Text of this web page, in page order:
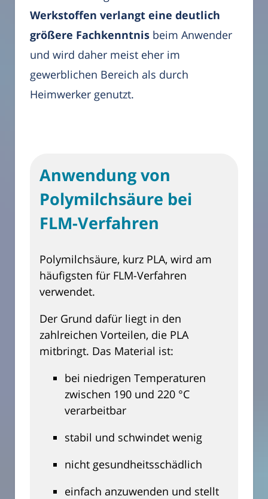
Werkstoffen verlangt eine deutlich
größere Fachkenntnis beim Anwender
und wird daher meist eher im
gewerblichen Bereich als durch
Heimwerker genutzt.
Anwendung von
Polymilchsäure bei
FLM-Verfahren
Polymilchsäure, kurz PLA, wird am
häufigsten für FLM-Verfahren
verwendet.
Der Grund dafür liegt in den
zahlreichen Vorteilen, die PLA
mitbringt. Das Material ist:
bei niedrigen Temperaturen
zwischen 190 und 220 °C
verarbeitbar
stabil und schwindet wenig
nicht gesundheitsschädlich
einfach anzuwenden und stellt